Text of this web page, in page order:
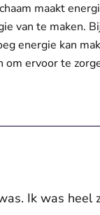
maakt
van te maken.
energie kan
ervoor te
Ik was heel